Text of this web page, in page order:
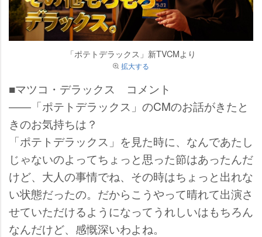
「ポテトデラックス」新TVCMより
拡大する
■マツコ・デラックス コメント
――「ポテトデラックス」のCMのお話がきたと
きのお気持ちは？
「ポテトデラックス」を見た時に、なんであたし
じゃないのよってちょっと思った節はあったんだ
けど、大人の事情でね、その時はちょっと出れな
い状態だったの。だからこうやって晴れて出演さ
せていただけるようになってうれしいはもちろん
なんだけど、感慨深いわよね。